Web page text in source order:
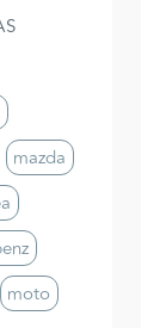
mazda
moto